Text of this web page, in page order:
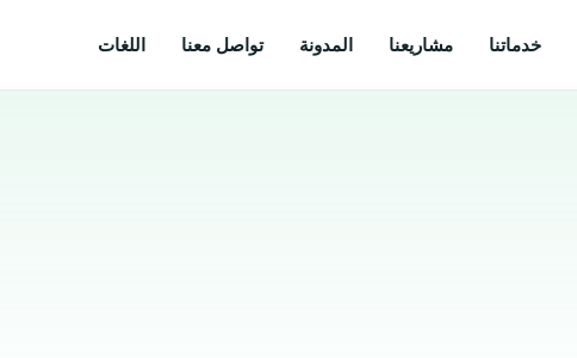
خدماتنا مشاريعنا المدونة تواصل معنا اللغات